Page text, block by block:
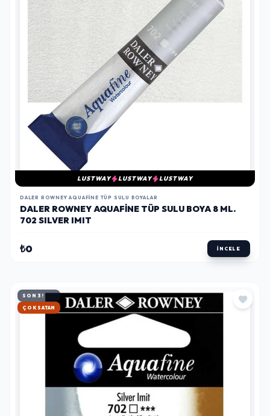
LUSTWAY LUSTWAY LUSTWAY
DALER ROWNEY AQUAFINE TÜP SULU BOYALAR
DALER ROWNEY AQUAFINE TÜP SULU BOYA 8 ML.
702 SILVER IMIT
₺0 İNCELE
SON 3!
HIZLI KARGO